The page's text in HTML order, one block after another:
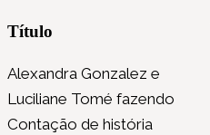
Título
Alexandra Gonzalez e
Luciliane Tomé fazendo
Contação de história